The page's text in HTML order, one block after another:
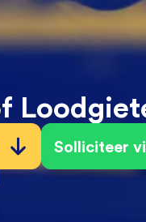
Solliciteer